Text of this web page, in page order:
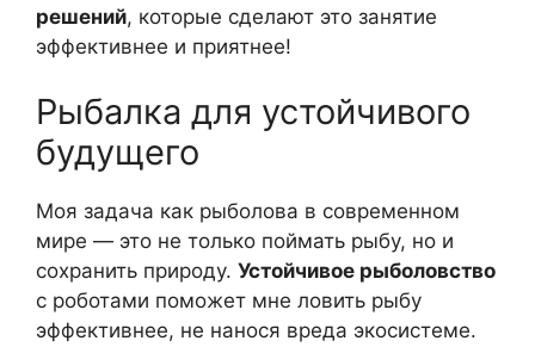
решений, которые сделают это занятие
эффективнее и приятнее!
Рыбалка для устойчивого
будущего
Моя задача как рыболова в современном
мире — это не только поймать рыбу, но и
сохранить природу. Устойчивое рыболовство
с роботами поможет мне ловить рыбу
эффективнее, не нанося вреда экосистеме.